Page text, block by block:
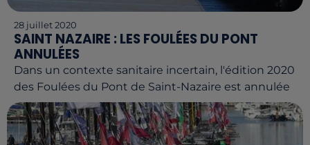
28 juillet 2020
SAINT NAZAIRE : LES FOULÉES DU PONT
ANNULÉES
Dans un contexte sanitaire incertain, l'édition 2020
des Foulées du Pont de Saint-Nazaire est annulée